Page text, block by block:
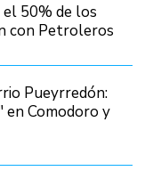
50% de los
con Petroleros
Pueyrredón:
en Comodoro y